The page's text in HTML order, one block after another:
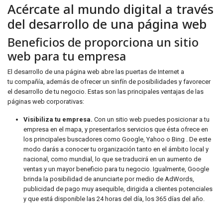
Acércate al mundo digital a través
del desarrollo de una página web
Beneficios de proporciona un sitio
web para tu empresa
El desarrollo de una página web abre las puertas de Internet a
tu compañía, además de ofrecer un sinfín de posibilidades y favorecer
el desarrollo de tu negocio. Estas son las principales ventajas de las
páginas web corporativas:
Visibiliza tu empresa. Con un sitio web puedes posicionar a tu
empresa en el mapa, y presentarlos servicios que ésta ofrece en
los principales buscadores como Google, Yahoo o Bing . De este
modo darás a conocer tu organización tanto en el ámbito local y
nacional, como mundial, lo que se traducirá en un aumento de
ventas y un mayor beneficio para tu negocio. Igualmente, Google
brinda la posibilidad de anunciarte por medio de AdWords,
publicidad de pago muy asequible, dirigida a clientes potenciales
y que está disponible las 24 horas del día, los 365 días del año.